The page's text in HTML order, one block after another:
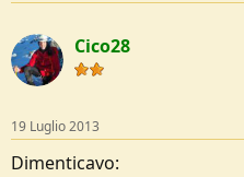
Cico28
19 Luglio 2013
Dimenticavo: